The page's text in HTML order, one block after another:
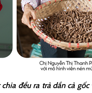
đều ra trả dần cả